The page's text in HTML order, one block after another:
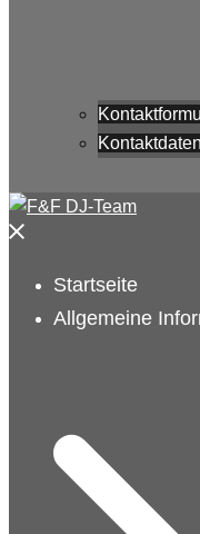
Kontaktdaten
Menü
Startseite
Allgemeine